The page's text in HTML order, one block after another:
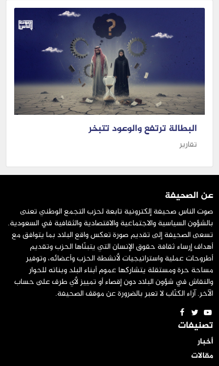
البطالة ترتفع والوعود تتبخر
تقارير
عن الصحيفة
صوت الناس صحيفة إلكترونية تابعة لحزب التجمع الوطني تعنى
بالشؤون السياسية والاجتماعية والاقتصادية والثقافية في السعودية.
تسعى الصحيفة إلى تقديم صورة تعكس واقع البلاد بما يتوافق مع
أهداف إرساء ثقافة حقوق الإنسان التي يتبنّاها الحزب وتقديم
أطروحات عملية واستراتيجيات لأنشطة الحزب وأعضائه، وتوفير
مساحة حرة ومستقلة يتشاركها عموم أبناء البلد وبناته للحوار
والنقاش في شؤون البلاد دون إقصاء أو تمييز لأي طرف على حساب
الآخر. آراء الكتّاب لا تعبر بالضرورة عن موقف الصحيفة.
تصنيفات
أخبار
مقالات